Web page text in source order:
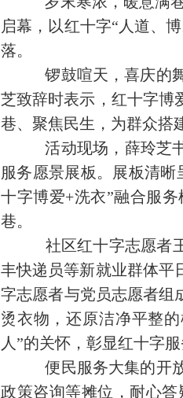
启幕，以红十字“人道、
落。
锣鼓喧天，喜庆的
芝致辞时表示，红十字博
巷、聚焦民生，为群众搭
活动现场，薛玲芝
服务愿景展板。展板清
十字博爱+洗衣”融合服
巷。
社区红十字志愿者
丰快递员等新就业群体平
字志愿者与党员志愿者组
烫衣物，还原洁净平整
人”的关怀，彰显红十字
便民服务大集的开
政策咨询等摊位，耐心